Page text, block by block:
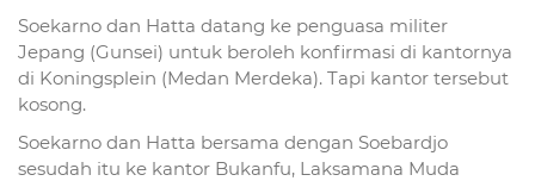
Soekarno dan Hatta datang ke penguasa militer
Jepang (Gunsei) untuk beroleh konfirmasi di kantornya
di Koningsplein (Medan Merdeka). Tapi kantor tersebut
kosong.
Soekarno dan Hatta bersama dengan Soebardjo
sesudah itu ke kantor Bukanfu, Laksamana Muda